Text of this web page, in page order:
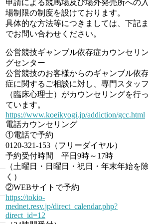
申請による競馬場及び場外発売所への入
場制限の制度を設けております。
具体的な方法等につきましては、下記ま
でお問い合わせください。
公営競技ギャンブル依存症カウンセリン
グセンター
公営競技のお客様からのギャンブル依
症に関するご相談に対し、専門スタッフ
（臨床心理士）がカウンセリングを行っ
ています。
https://www.koeikyogi.jp/addiction/gcc.html
電話カウンセリング
①電話で予約
0120-321-153（フリーダイヤル）
予約受付時間 平日9時～17時
（土曜日・日曜日・祝日・年末年始を除
く）
②WEBサイトで予約
https://tokio-
mednet.resv.jp/direct_calendar.php?
direct_id=12